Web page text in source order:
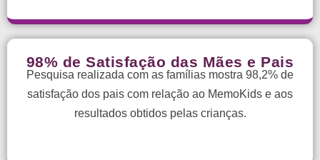
98% de Satisfação das Mães e Pais
Pesquisa realizada com as famílias mostra 98,2% de
satisfação dos pais com relação ao MemoKids e aos
resultados obtidos pelas crianças.